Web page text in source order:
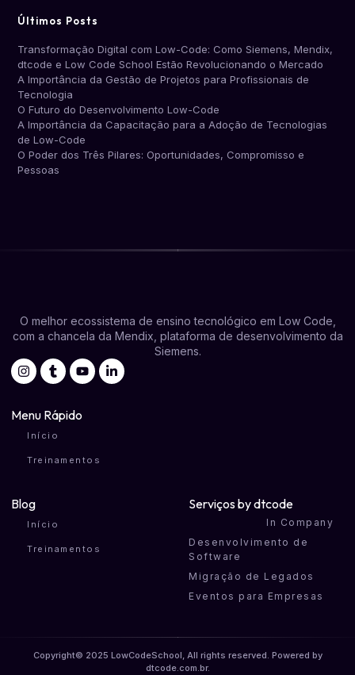
Últimos Posts
Transformação Digital com Low-Code: Como Siemens, Mendix,
dtcode e Low Code School Estão Revolucionando o Mercado
A Importância da Gestão de Projetos para Profissionais de
Tecnologia
O Futuro do Desenvolvimento Low-Code
A Importância da Capacitação para a Adoção de Tecnologias
de Low-Code
O Poder dos Três Pilares: Oportunidades, Compromisso e
Pessoas
O melhor ecossistema de ensino tecnológico em Low Code,
com a chancela da Mendix, plataforma de desenvolvimento da
Siemens.
Menu Rápido
Início
Treinamentos
Blog
Início
Treinamentos
Serviços bydtcode
In Company
Desenvolvimento de
Software
Migração de Legados
Eventos para Empresas
Copyright© 2025 LowCodeSchool, All rights reserved. Powered by
dtcode.com.br.